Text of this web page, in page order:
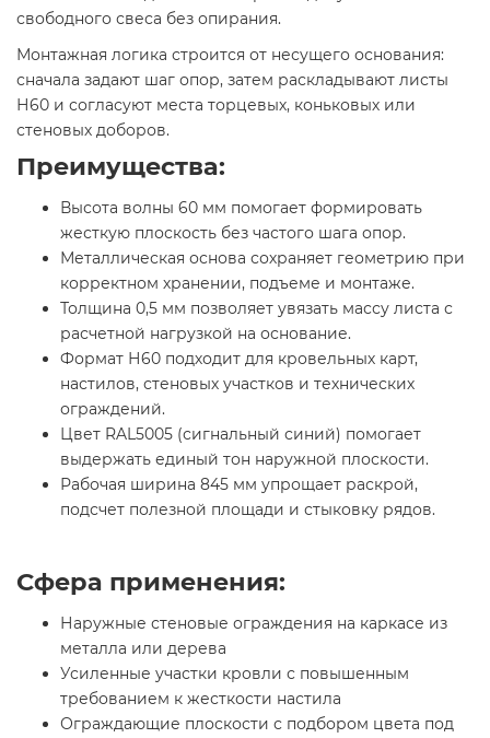
свободного свеса без опирания.
Монтажная логика строится от несущего основания:
сначала задают шаг опор, затем раскладывают листы
Н60 и согласуют места торцевых, коньковых или
стеновых доборов.
Преимущества:
Высота волны 60 мм помогает формировать
жесткую плоскость без частого шага опор.
Металлическая основа сохраняет геометрию при
корректном хранении, подъеме и монтаже.
Толщина 0,5 мм позволяет увязать массу листа с
расчетной нагрузкой на основание.
Формат Н60 подходит для кровельных карт,
настилов, стеновых участков и технических
ограждений.
Цвет RAL5005 (сигнальный синий) помогает
выдержать единый тон наружной плоскости.
Рабочая ширина 845 мм упрощает раскрой,
подсчет полезной площади и стыковку рядов.
Сфера применения:
Наружные стеновые ограждения на каркасе из
металла или дерева
Усиленные участки кровли с повышенным
требованием к жесткости настила
Ограждающие плоскости с подбором цвета под